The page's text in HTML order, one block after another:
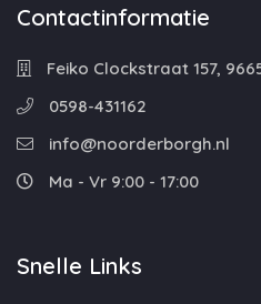
Contactinformatie
Feiko Clockstraat 157,
0598-431162
info@noorderborgh.nl
Ma - Vr 9:00 - 17:00
Snelle Links